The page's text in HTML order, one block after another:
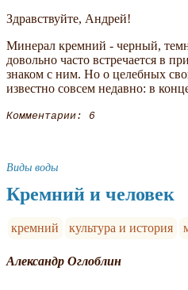
Здравствуйте, Андрей!
Минерал кремний - черный,
довольно часто встречается в
знаком с ним. Но о целебных
известно совсем недавно: в
Комментарии: 6
Виды воды
Кремний и человек
кремний культура и история
Александр Оглоблин